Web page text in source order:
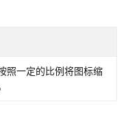
照一定的比例将图标缩